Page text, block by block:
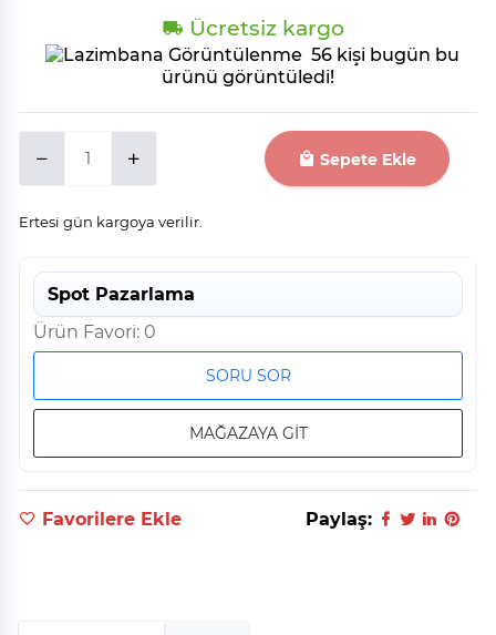
Ücretsiz kargo
56 kişi bugün bu
ürünü görüntüledi!
Sepete Ekle
Ertesi gün kargoya verilir.
Spot Pazarlama
Ürün Favori: 0
SORU SOR
MAĞAZAYA GİT
Favorilere Ekle Paylaş: